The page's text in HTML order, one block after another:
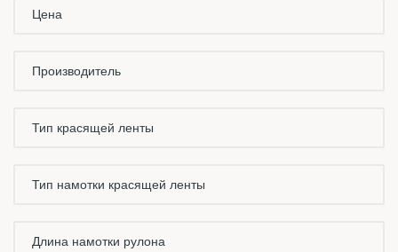
Цена
Производитель
Тип красящей ленты
Тип намотки красящей ленты
Длина намотки рулона